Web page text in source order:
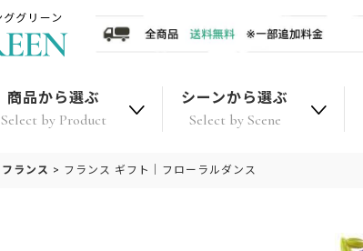
商品から選ぶ
Select by Product
シーンから選ぶ
Select by Scene
フランス > フランス ギフト｜フローラルダンス